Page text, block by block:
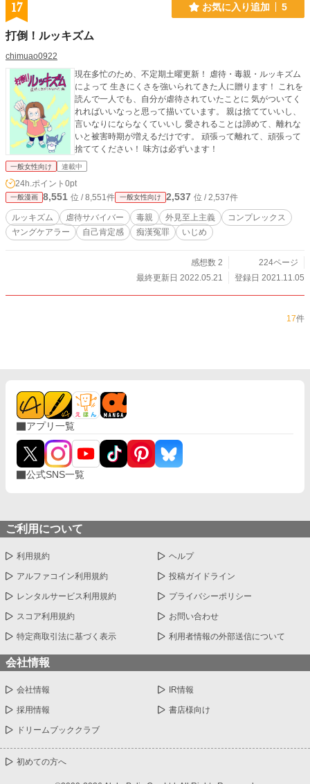
17 お気に入り追加 5
打倒！ルッキズム
chimuao0922
現在多忙のため、不定期土曜更新！ 虐待・毒親・ルッキズム
によって 生きにくさを強いられてきた人に贈ります！ これを
読んで一人でも、自分が虐待されていたことに 気がついてく
れればいいなっと思って描いています。 親は捨てていいし、
言いなりにならなくていいし 愛されることは諦めて、離れな
いと被害時期が増えるだけです。 頑張って離れて、頑張って
捨ててください！ 味方は必ずいます！
一般女性向け 連載中
24h.ポイント 0pt
一般漫画 8,551 位 / 8,551件 一般女性向け 2,537 位 / 2,537件
ルッキズム 虐待サバイバー 毒親 外見至上主義
コンプレックス
ヤングケアラー
自己肯定感 痴漢冤罪 いじめ
感想数 2
224ページ
最終更新日 2022.05.21
登録日 2021.11.05
17件
アプリ一覧
公式SNS一覧
ご利用について
利用規約 ヘルプ
アルファコイン利用規約 投稿ガイドライン
レンタルサービス利用規約 プライバシーポリシー
スコア利用規約 お問い合わせ
特定商取引法に基づく表示 利用者情報の外部送信について
会社情報
会社情報 IR情報
採用情報 書店様向け
ドリームブッククラブ
初めての方へ